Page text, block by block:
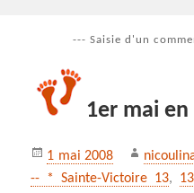
--- Saisie d'un
1er mai
Publié
le
1 mai 2008 Auteur
-- * Sainte-Victoire 13,